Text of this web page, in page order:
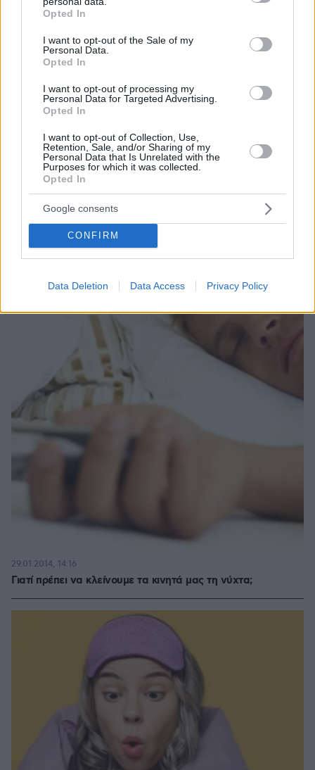
grant or deny consent to Google and its third-party tags to
use your data for below specified purposes in below Google
consent section.
Opted In
I want to opt-out of the Sale of my
Personal Data.
Opted In
I want to opt-out of processing my
Personal Data for Targeted Advertising.
Opted In
I want to opt-out of Collection, Use,
Retention, Sale, and/or Sharing of my
Personal Data that Is Unrelated with the
Purposes for which it was collected.
Opted In
Google consents
CONFIRM
Data Deletion Data Access Privacy Policy
Ενσωματώνοντας αυτές τις στρατηγικές στη
νυχτερινή μας ρουτίνα, μπορούμε να
απολαμβάνουμε τα οφέλη της τεχνολογίας
Σχετικά Άρθρα
Γιατί πρέπει να κλείνουμε τα κινητά μας τη νύχτα;
29.01.2014, 14:16
και μάθετε πρώτοι όλες τις ειδήσεις
Δείτε όλες τις τελευταίεςΕιδήσεις
και τον Κόσμο, τη στιγμή που συμβαίνουν, στο
Protothema.gr